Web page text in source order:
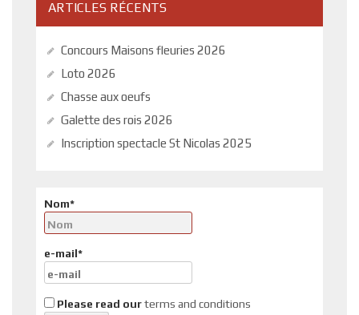
ARTICLES RÉCENTS
Concours Maisons fleuries 2026
Loto 2026
Chasse aux oeufs
Galette des rois 2026
Inscription spectacle St Nicolas 2025
Nom*
e-mail*
Please read ourterms and conditions